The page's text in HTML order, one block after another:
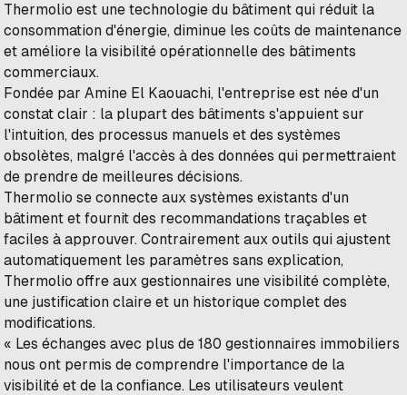
Thermolio est une technologie du bâtiment qui réduit la
consommation d'énergie, diminue les coûts de maintenance
et améliore la visibilité opérationnelle des bâtiments
commerciaux.
Fondée par Amine El Kaouachi, l'entreprise est née d'un
constat clair : la plupart des bâtiments s'appuient sur
l'intuition, des processus manuels et des systèmes
obsolètes, malgré l'accès à des données qui permettraient
de prendre de meilleures décisions.
Thermolio se connecte aux systèmes existants d'un
bâtiment et fournit des recommandations traçables et
faciles à approuver. Contrairement aux outils qui ajustent
automatiquement les paramètres sans explication,
Thermolio offre aux gestionnaires une visibilité complète,
une justification claire et un historique complet des
modifications.
« Les échanges avec plus de 180 gestionnaires immobiliers
nous ont permis de comprendre l'importance de la
visibilité et de la confiance. Les utilisateurs veulent